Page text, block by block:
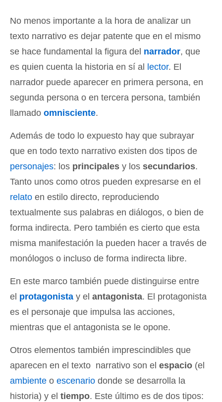
No menos importante a la hora de analizar un
texto narrativo es dejar patente que en el mismo
se hace fundamental la figura del narrador, que
es quien cuenta la historia en sí al
lector. El
narrador puede aparecer en primera persona, en
segunda persona o en tercera persona, también
llamado omnisciente.
Además de todo lo expuesto hay que subrayar
que en todo texto narrativo existen dos tipos de
personajes: los principales y los secundarios.
Tanto unos como otros pueden expresarse en el
relato en estilo directo, reproduciendo
textualmente sus palabras en diálogos, o bien de
forma indirecta. Pero también es cierto que esta
misma manifestación la pueden hacer a través de
monólogos o incluso de forma indirecta libre.
En este marco también puede distinguirse entre
el protagonista y el antagonista. El protagonista
es el personaje que impulsa las acciones,
mientras que el antagonista se le opone.
Otros elementos también imprescindibles que
aparecen en el texto narrativo son el espacio (el
ambiente o escenario donde se desarrolla la
historia) y el tiempo. Este último es de dos tipos: